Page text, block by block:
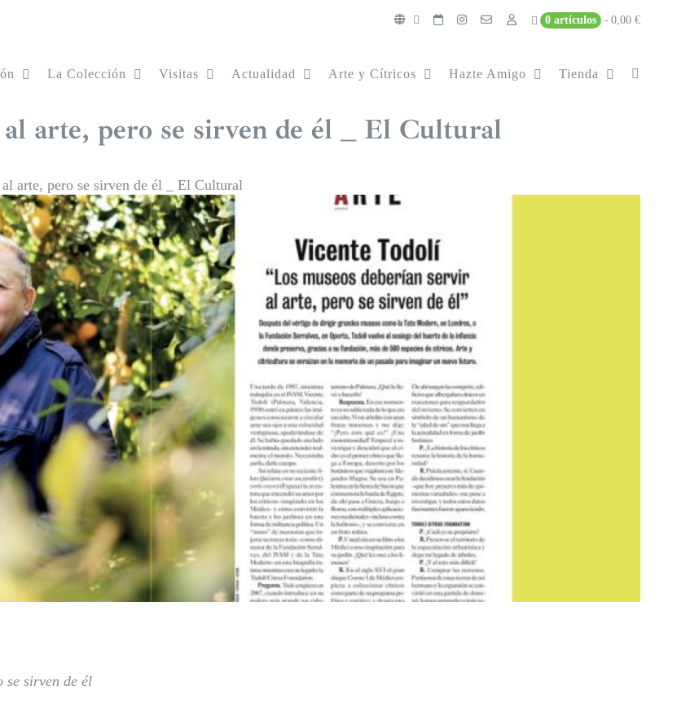
0 artículos 0,00 €
La Colección Visitas Actualidad Arte y Cítricos Hazte Amigo Tienda
arte, pero se sirven de él _ El Cultural
arte, pero se sirven de él _ El Cultural
se sirven de él